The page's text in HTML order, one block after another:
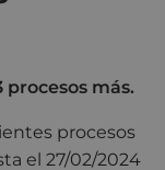
más.
procesos
el 27/02/2024